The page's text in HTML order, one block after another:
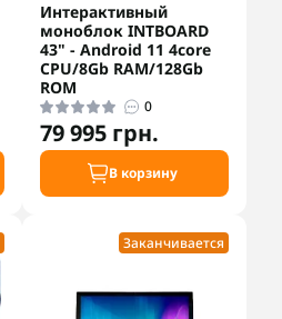
Интерактивный
моноблок INTBOARD
43" - Android 11 4core
CPU/8Gb RAM/128Gb
ROM
0
79 995 грн.
В корзину
Заканчивается